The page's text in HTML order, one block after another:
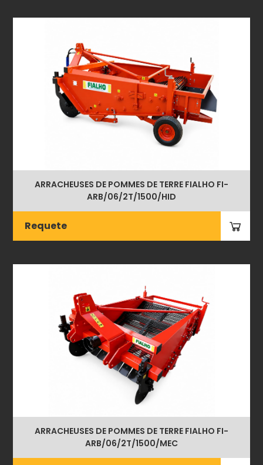
ARRACHEUSES DE POMMES DE TERRE FIALHO FI-
ARB/06/2T/1500/HID
Requete
ARRACHEUSES DE POMMES DE TERRE FIALHO FI-
ARB/06/2T/1500/MEC